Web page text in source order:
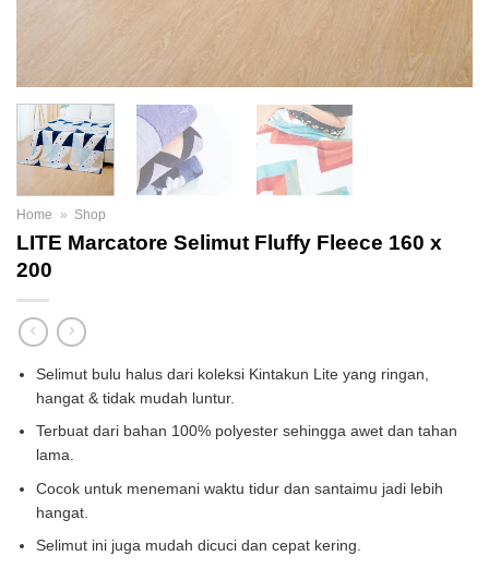
Home » Shop
LITE Marcatore Selimut Fluffy Fleece 160 x
200
Selimut bulu halus dari koleksi Kintakun Lite yang ringan,
hangat & tidak mudah luntur.
Terbuat dari bahan 100% polyester sehingga awet dan tahan
lama.
Cocok untuk menemani waktu tidur dan santaimu jadi lebih
hangat.
Selimut ini juga mudah dicuci dan cepat kering.